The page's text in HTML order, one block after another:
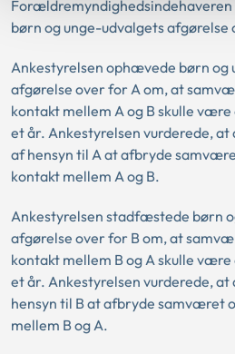
Forældremyndighedsindehaveren
børn og unge-udvalgets afgørelse
Ankestyrelsen ophævede børn og
afgørelse over for A om, at
kontakt mellem A og B skulle
et år. Ankestyrelsen vurderede,
af hensyn til A at afbryde
kontakt mellem A og B.
Ankestyrelsen stadfæstede børn
afgørelse over for B om, at
kontakt mellem B og A skulle
et år. Ankestyrelsen vurderede,
hensyn til B at afbryde samværet
mellem B og A.